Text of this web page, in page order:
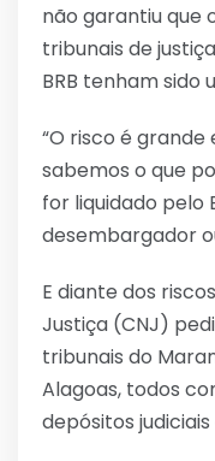
não garantiu que
tribunais de
BRB tenham sido
“O risco é
sabemos o que
for liquidado pelo
desembargador
E diante dos
Justiça (CNJ)
tribunais do
Alagoas, todos
depósitos judiciais